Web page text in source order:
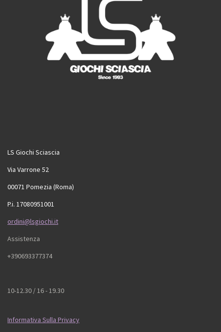
LS Giochi Sciascia
Via Varrone 52
00071 Pomezia (Roma)
P.i. 17080951001
ordini@lsgiochi.it
Assistenza
+390693377374
10-12.30 / 16 - 19.30
Informativa Sulla Privacy